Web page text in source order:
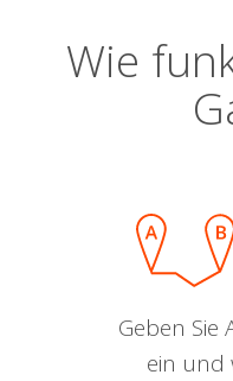
Wie
Geben
ein und